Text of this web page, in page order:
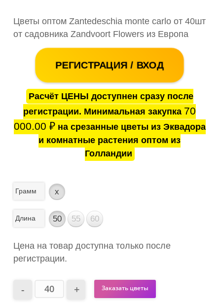
Цветы оптом Zantedeschia monte carlo от 40шт
от садовника Zandvoort Flowers из Европа
РЕГИСТРАЦИЯ / ВХОД
Расчёт ЦЕНЫ доступнен сразу после
регистрации. Минимальная закупка 70
000.00 ₽на срезанные цветы из Эквадора
и комнатные растения оптом из
Голландии
Грамм x
Длина 50 55 60
Цена на товар доступна только после
регистрации.
Заказать цветы